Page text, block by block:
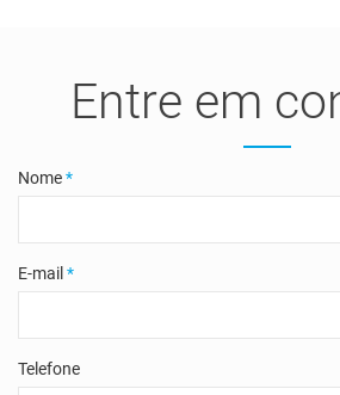
Entre em
Nome*
E-mail *
Telefone